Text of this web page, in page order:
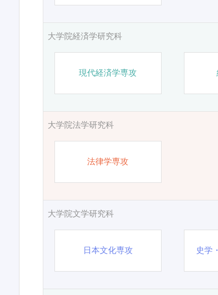
大学院経済学研究科
現代経済学専攻
大学院法学研究科
法律学専攻
大学院文学研究科
日本文化専攻 史学